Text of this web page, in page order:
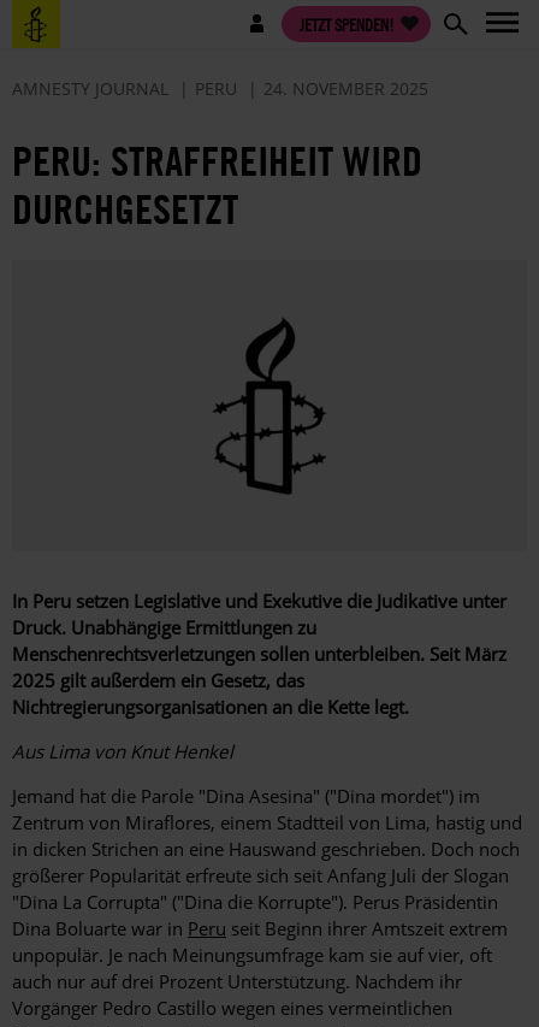
Direkt
zum
Benutzermenü JETZT SPENDEN!
AMNESTY JOURNAL PERU 24. NOVEMBER 2025
PERU: STRAFFREIHEIT WIRD
DURCHGESETZT
In Peru setzen Legislative und Exekutive die Judikative unter
Druck. Unabhängige Ermittlungen zu
Menschenrechtsverletzungen sollen unterbleiben. Seit März
2025 gilt außerdem ein Gesetz, das
Nichtregierungsorganisationen an die Kette legt.
Aus Lima von Knut Henkel
Jemand hat die Parole "Dina Asesina" ("Dina mordet") im
Zentrum von Miraflores, einem Stadtteil von Lima, hastig und
in dicken Strichen an eine Hauswand geschrieben. Doch noch
größerer Popularität erfreute sich seit Anfang Juli der Slogan
"Dina La Corrupta" ("Dina die Korrupte"). Perus Präsidentin
Dina Boluarte war in Peru seit Beginn ihrer Amtszeit extrem
unpopulär. Je nach Meinungsumfrage kam sie auf vier, oft
auch nur auf drei Prozent Unterstützung. Nachdem ihr
Vorgänger Pedro Castillo wegen eines vermeintlichen